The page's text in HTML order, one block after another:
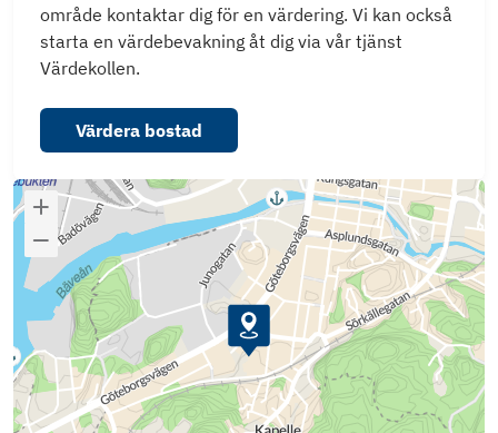
område kontaktar dig för en värdering. Vi kan också
starta en värdebevakning åt dig via vår tjänst
Värdekollen.
Värdera bostad